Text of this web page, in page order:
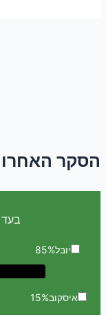
הסקר האחרון
בעד
יובל85%
איסקוב15%